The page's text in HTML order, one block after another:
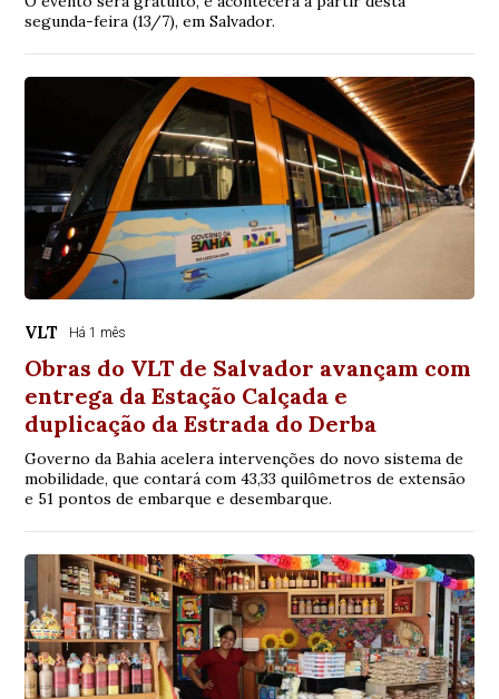
segunda-feira (13/7), em Salvador.
VLT Há 1 mês
Obras do VLT de Salvador avançam com
entrega da Estação Calçada e
duplicação da Estrada do Derba
Governo da Bahia acelera intervenções do novo sistema de
mobilidade, que contará com 43,33 quilômetros de extensão
e 51 pontos de embarque e desembarque.